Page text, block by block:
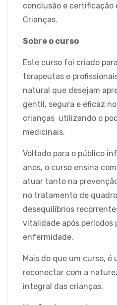
conclusão e certificação
Crianças.
Sobre o curso
Este curso foi criado
terapeutas e
natural que desejam
gentil, segura e eficaz
crianças utilizando o
medicinais.
Voltado para o público
anos, o curso ensina
atuar tanto na
no tratamento de
desequilíbrios
vitalidade após períodos
enfermidade.
Mais do que um curso, é
reconectar com a
integral das crianças.